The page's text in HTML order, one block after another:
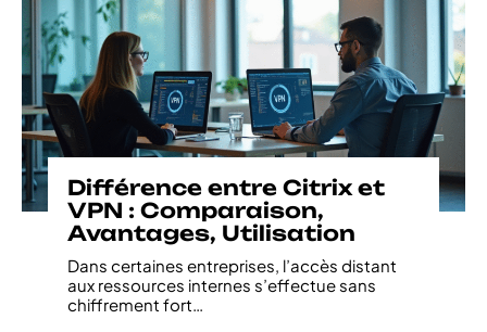
Différence entre Citrix et
VPN : Comparaison,
Avantages, Utilisation
Dans certaines entreprises, l’accès distant
aux ressources internes s’effectue sans
chiffrement fort